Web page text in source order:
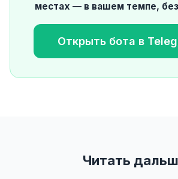
местах — в вашем темпе,
Открыть бота в
Читать